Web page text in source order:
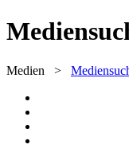
Medien >